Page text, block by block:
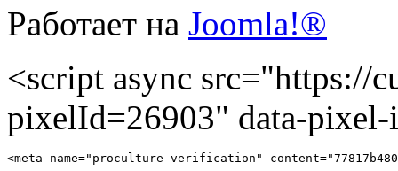
Работает на Joomla!®
<script async src="https://
pixelId=26903" data-
<meta name="proculture-verification"